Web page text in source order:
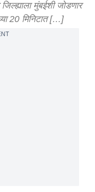
मुंबईशी जोडणार
20 मिनिटात […]